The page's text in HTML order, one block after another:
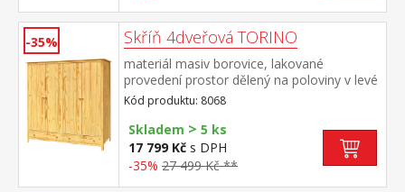
-35% Skříň 4dveřová TORINO
materiál masiv borovice, lakované
provedení prostor dělený na poloviny v levé
polovině šatní tyč a police na klobouky v
pravé polovině 3 police ve spodní části 2
zásuvky s kovovými pojezdy doporučený
nástavec 8168
Kód produktu: 8068
Skladem > 5 ks
17 799 Kč s DPH
-35% 27 499 Kč **